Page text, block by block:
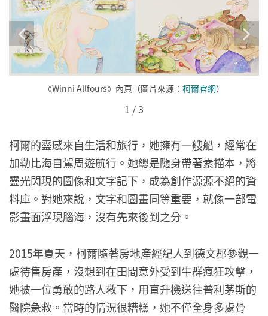
《Winni Allfours》內頁（圖片來源： 柯爾官網）
1 /3
柯爾的靈感來自生活和旅行，她擁有一艘船，經常在
加勒比海自駕周遊航行。她總是隨身帶著素描本，將
靈光閃現的圖像和文字記下，成為創作源源不絕的資
料庫。對她來說，文字和圖畫同等重要，就像一部電
影畫面浮現腦海，沒有先來後到之分。
2015年夏天，柯爾隨著房地產經紀人到德文郡參觀一
處待售房產，沒想到在田間意外受到牛群瘋狂攻擊，
她被一位勇敢的路人救下，用直升機送往普利茅斯的
醫院急救。當時的情況很糟糕，她不僅全身多處骨